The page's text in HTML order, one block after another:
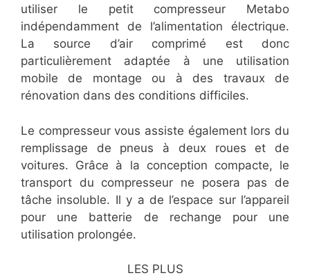
utiliser le petit compresseur Metabo
indépendamment de l’alimentation électrique.
La source d’air comprimé est donc
particulièrement adaptée à une utilisation
mobile de montage ou à des travaux de
rénovation dans des conditions difficiles.
Le compresseur vous assiste également lors du
remplissage de pneus à deux roues et de
voitures. Grâce à la conception compacte, le
transport du compresseur ne posera pas de
tâche insoluble. Il y a de l’espace sur l’appareil
pour une batterie de rechange pour une
utilisation prolongée.
LES PLUS